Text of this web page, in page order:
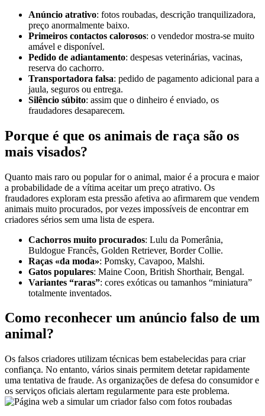
Anúncio atrativo: fotos roubadas, descrição tranquilizadora,
preço anormalmente baixo.
Primeiros contactos calorosos: o vendedor mostra-se muito
amável e disponível.
Pedido de adiantamento: despesas veterinárias, vacinas,
reserva do cachorro.
Transportadora falsa: pedido de pagamento adicional para a
jaula, seguros ou entrega.
Silêncio súbito: assim que o dinheiro é enviado, os
fraudadores desaparecem.
Porque é que os animais de raça são os
mais visados?
Quanto mais raro ou popular for o animal, maior é a procura e maior
a probabilidade de a vítima aceitar um preço atrativo. Os
fraudadores exploram esta pressão afetiva ao afirmarem que vendem
animais muito procurados, por vezes impossíveis de encontrar em
criadores sérios sem uma lista de espera.
Cachorros muito procurados: Lulu da Pomerânia,
Buldogue Francês, Golden Retriever, Border Collie.
Raças «da moda»: Pomsky, Cavapoo, Malshi.
Gatos populares: Maine Coon, British Shorthair, Bengal.
Variantes “raras”: cores exóticas ou tamanhos “miniatura”
totalmente inventados.
Como reconhecer um anúncio falso de um
animal?
Os falsos criadores utilizam técnicas bem estabelecidas para criar
confiança. No entanto, vários sinais permitem detetar rapidamente
uma tentativa de fraude. As organizações de defesa do consumidor e
os serviços oficiais alertam regularmente para este problema.